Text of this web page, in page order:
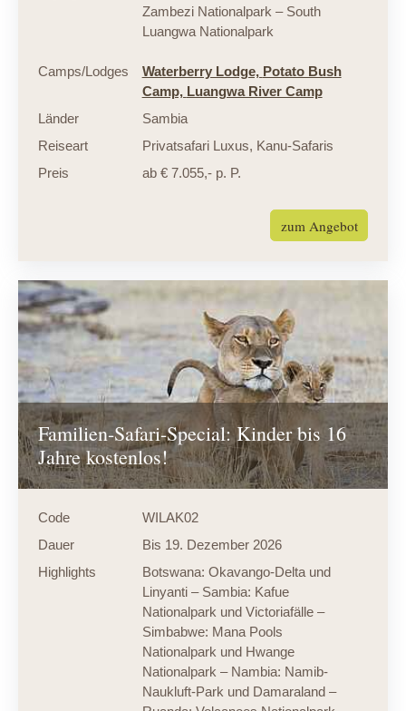
Zambezi Nationalpark – South
Luangwa Nationalpark
Camps/Lodges Waterberry Lodge, Potato Bush
Camp, Luangwa River Camp
Länder
Sambia
Reiseart
Privatsafari Luxus, Kanu-Safaris
Preis
ab € 7.055,- p. P.
zum Angebot
Familien-Safari-Special: Kinder bis 16
Jahre kostenlos!
Code
WILAK02
Dauer
Bis 19. Dezember 2026
Highlights
Botswana: Okavango-Delta und
Linyanti – Sambia: Kafue
Nationalpark und Victoriafälle –
Simbabwe: Mana Pools
Nationalpark und Hwange
Nationalpark – Nambia: Namib-
Naukluft-Park und Damaraland –